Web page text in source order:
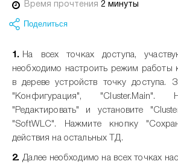
Время прочтения 2 минуты
Поделиться
На всех точках доступа,
необходимо настроить режим работы
в дереве устройств точку доступа.
"Конфигурация", "Cluster.Main".
"Редактировать" и установите
"SoftWLC". Нажмите кнопку
действия на остальных ТД.
Далее необходимо на всех точках